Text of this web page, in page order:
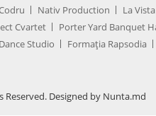
Nativ Production La Vista
Cvartet Porter Yard Banquet
Studio Formația Rapsodia
Designed by Nunta.md